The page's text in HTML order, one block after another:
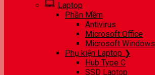
Laptop
Phần Mềm
Antivirus
Microsoft Office
Microsoft Windows
Phụ kiện Laptop ❯
Hub Type C
SSD Laptop